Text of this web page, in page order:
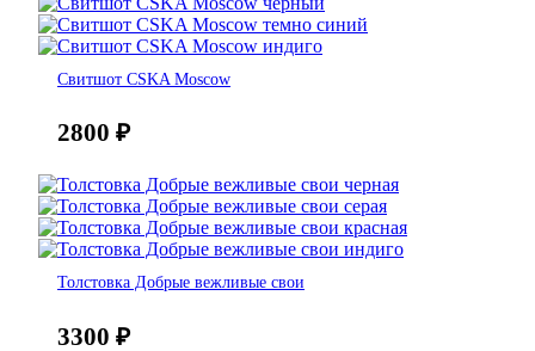
Свитшот CSKA Moscow
2800 ₽
Толстовка Добрые вежливые свои
3300 ₽